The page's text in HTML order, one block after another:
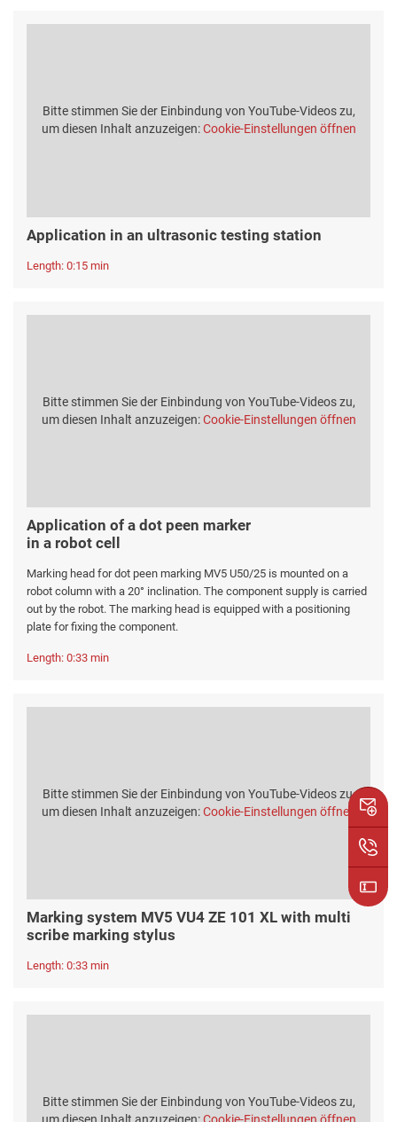
Bitte stimmen Sie der Einbindung von YouTube-Videos zu,
um diesen Inhalt anzuzeigen:Cookie-Einstellungen öffnen
Application in an ultrasonic testing station
Length: 0:15 min
Bitte stimmen Sie der Einbindung von YouTube-Videos zu,
um diesen Inhalt anzuzeigen:Cookie-Einstellungen öffnen
Application of a dot peen marker
in a robot cell
Marking head for dot peen marking MV5 U50/25 is mounted on a
robot column with a 20° inclination. The component supply is carried
out by the robot. The marking head is equipped with a positioning
plate for fixing the component.
Length: 0:33 min
Bitte stimmen Sie der Einbindung von YouTube-Videos zu,
um diesen Inhalt anzuzeigen:Cookie-Einstellungen öffnen
Marking system MV5 VU4 ZE 101 XL with multi
scribe marking stylus
Length: 0:33 min
Bitte stimmen Sie der Einbindung von YouTube-Videos zu,